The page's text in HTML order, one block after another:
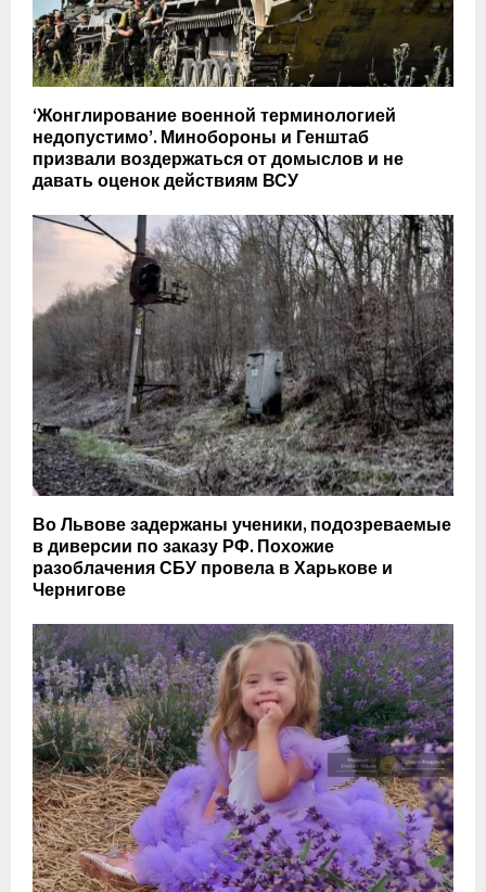
‘Жонглирование военной терминологией
недопустимо’. Минобороны и Генштаб
призвали воздержаться от домыслов и не
давать оценок действиям ВСУ
Во Львове задержаны ученики, подозреваемые
в диверсии по заказу РФ. Похожие
разоблачения СБУ провела в Харькове и
Чернигове